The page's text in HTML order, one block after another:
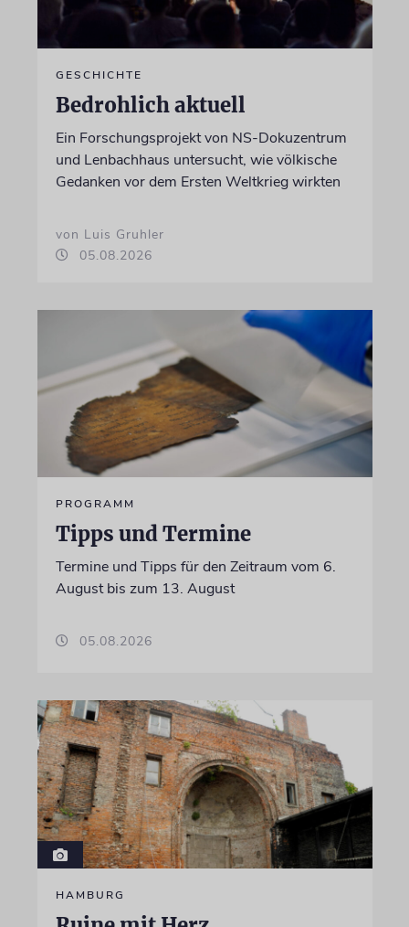
GESCHICHTE
Bedrohlich aktuell
Ein Forschungsprojekt von NS-Dokuzentrum
und Lenbachhaus untersucht, wie völkische
Gedanken vor dem Ersten Weltkrieg wirkten
von Luis Gruhler
05.08.2026
PROGRAMM
Tipps und Termine
Termine und Tipps für den Zeitraum vom 6.
August bis zum 13. August
05.08.2026
HAMBURG